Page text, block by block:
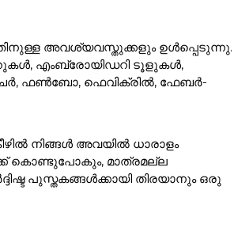
അവശ്യവസ്തുക്കളും ഉൾപ്പെടുന്നു.
എംബ്രോയിഡറി ടൂളുകൾ,
ഫൺബോ, ഫെവിക്രിൽ, ഫേബർ-
നിങ്ങൾ അവയിൽ ധാരാളം
കൊണ്ടുപോകും, മാത്രമല്ല
പുസ്തകങ്ങൾക്കായി തിരയാനും ഒരു